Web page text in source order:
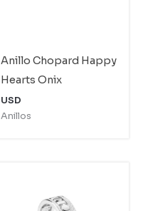
Anillo Chopard Happy
Hearts Onix
USD
Anillos